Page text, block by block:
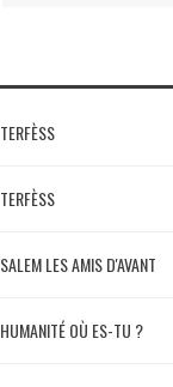
TERFÈSS
TERFÈSS
SALEM LES AMIS D'AVANT
HUMANITÉ OÙ ES-TU ?